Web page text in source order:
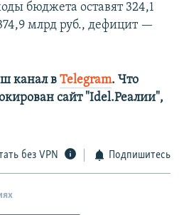
бюджета оставят 324,1
млрд руб., дефицит —
канал в Telegram. Что
сайт "Idel.Реалии",
без VPN Подпишитесь